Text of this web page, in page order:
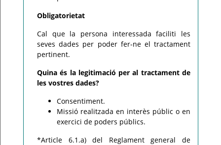
Obligatorietat
Cal que la persona interessada faciliti les
seves dades per poder fer-ne el tractament
pertinent.
Quina és la legitimació per al tractament de
les vostres dades?
Consentiment.
Missió realitzada en interès públic o en
exercici de poders públics.
*Article 6.1.a) del Reglament general de